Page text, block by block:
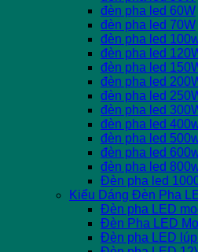
đèn pha led 60W
đèn pha led 70W
đèn pha led
đèn pha led
đèn pha led
đèn pha led
đèn pha led
đèn pha led
đèn pha led
đèn pha led
đèn pha led
đèn pha led
Đèn pha led
Kiểu Dáng Đèn Pha
Đèn pha LED
Đèn Pha LED
Đèn pha LED